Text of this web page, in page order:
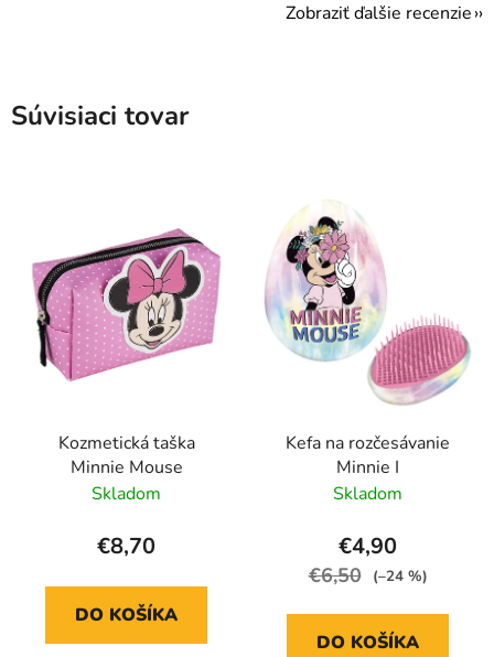
Zobraziť ďalšie recenzie
Súvisiaci tovar
Kozmetická taška
Minnie Mouse
Skladom
€8,70
DO KOŠÍKA
Kefa na rozčesávanie
Minnie I
Skladom
€4,90
€6,50 (–24 %)
DO KOŠÍKA